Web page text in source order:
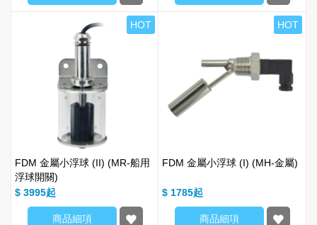
HOT
FDM 金屬小浮球 (II) (MR-船用
浮球開關)
$ 3995
商品細項
HOT
FDM 金屬小浮球 (I) (MH-金屬)
$ 1785
商品細項